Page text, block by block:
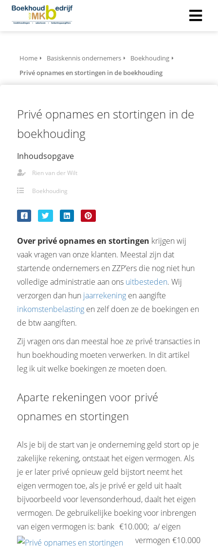
Home Basiskennis ondernemers
Boekhouding
Privé opnames en stortingen in de boekhouding
Privé opnames en stortingen in de
boekhouding
Inhoudsopgave
Rien van der Wilt
Boekhouding
Over privé opnames en stortingen krijgen wij
vaak vragen van onze klanten. Meestal zijn dat
startende ondernemers en ZZP’ers die nog niet hun
volledige administratie aan ons uitbesteden. Wij
verzorgen dan hun jaarrekening en aangifte
inkomstenbelasting en zelf doen ze de boekingen en
de btw aangiften.
Zij vragen ons dan meestal hoe ze privé transacties in
hun boekhouding moeten verwerken. In dit artikel
leg ik uit welke boekingen ze moeten doen.
Aparte rekeningen voor privé
opnames en stortingen
Als je bij de start van je onderneming geld stort op je
zakelijke rekening, ontstaat het eigen vermogen. Als
je er later privé opnieuw geld bijstort neemt het
eigen vermogen toe, als je privé er geld uit haalt
bijvoorbeeld voor levensonderhoud, daalt het eigen
vermogen. De gebruikelijke boeking voor inbrengen
van eigen vermogen is: bank €10.000; a/ eigen
vermogen €10.000